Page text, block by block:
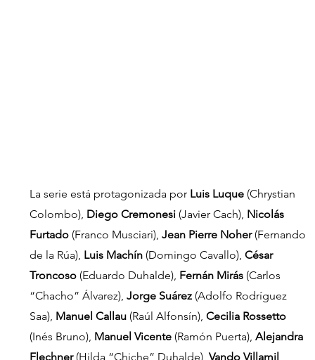
La serie está protagonizada por Luis Luque (Chrystian
Colombo), Diego Cremonesi (Javier Cach), Nicolás
Furtado (Franco Musciari), Jean Pierre Noher (Fernando
de la Rúa), Luis Machín (Domingo Cavallo), César
Troncoso (Eduardo Duhalde), Fernán Mirás (Carlos
“Chacho” Álvarez), Jorge Suárez (Adolfo Rodríguez
Saa), Manuel Callau (Raúl Alfonsín), Cecilia Rossetto
(Inés Bruno), Manuel Vicente (Ramón Puerta), Alejandra
Flechner (Hilda “Chiche” Duhalde), Vando Villamil